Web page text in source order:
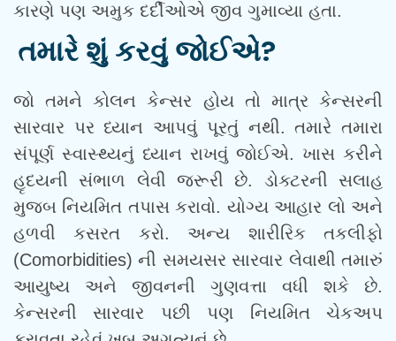
કારણે પણ અમુક દર્દીઓએ જીવ ગુમાવ્યા હતા.
તમારે શું કરવું જોઈએ?
જો તમને કોલન કેન્સર હોય તો માત્ર કેન્સરની
સારવાર પર ધ્યાન આપવું પૂરતું નથી. તમારે તમારા
સંપૂર્ણ સ્વાસ્થ્યનું ધ્યાન રાખવું જોઈએ. ખાસ કરીને
હૃદયની સંભાળ લેવી જરૂરી છે. ડોક્ટરની સલાહ
મુજબ નિયમિત તપાસ કરાવો. યોગ્ય આહાર લો અને
હળવી કસરત કરો. અન્ય શારીરિક તકલીફો
(Comorbidities) ની સમયસર સારવાર લેવાથી તમારું
આયુષ્ય અને જીવનની ગુણવત્તા વધી શકે છે.
કેન્સરની સારવાર પછી પણ નિયમિત ચેકઅપ